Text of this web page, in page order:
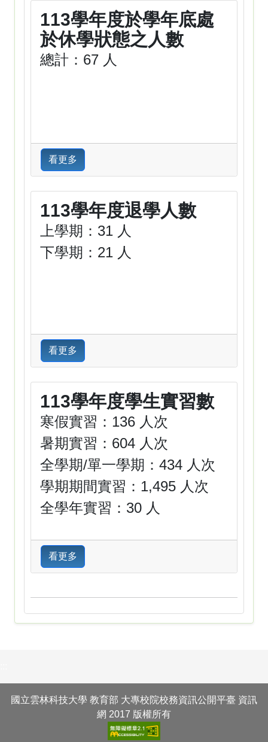
113學年度於學年底處
於休學狀態之人數
總計：67 人
看更多
113學年度退學人數
上學期：31 人
下學期：21 人
看更多
113學年度學生實習數
寒假實習：136 人次
暑期實習：604 人次
全學期/單一學期：434 人次
學期期間實習：1,495 人次
全學年實習：30 人
看更多
國立雲林科技大學 教育部 大專校院校務資訊公開平臺 資訊
網 2017 版權所有